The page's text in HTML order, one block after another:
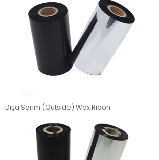
Dışa Sarım (Outside) Wax Ribon